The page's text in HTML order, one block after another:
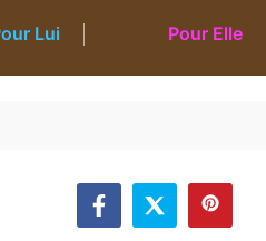
Lui Pour Elle